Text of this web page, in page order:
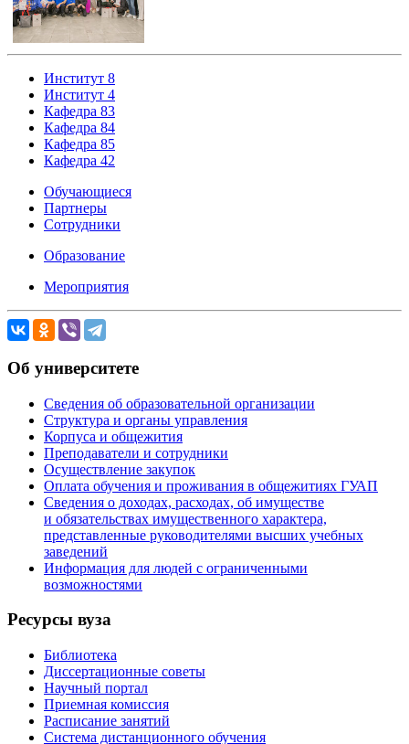
Институт 8
Институт 4
Кафедра 83
Кафедра 84
Кафедра 85
Кафедра 42
Обучающиеся
Партнеры
Сотрудники
Образование
Мероприятия
Об университете
Сведения об образовательной организации
Структура и органы управления
Корпуса и общежития
Преподаватели и сотрудники
Осуществление закупок
Оплата обучения и проживания в общежитиях ГУАП
Сведения о доходах, расходах, об имуществе
и обязательствах имущественного характера,
представленные руководителями высших учебных
заведений
Информация для людей с ограниченными
возможностями
Ресурсы вуза
Библиотека
Диссертационные советы
Научный портал
Приемная комиссия
Расписание занятий
Система дистанционного обучения